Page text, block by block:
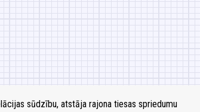
sūdzību, atstāja rajona tiesas spriedumu